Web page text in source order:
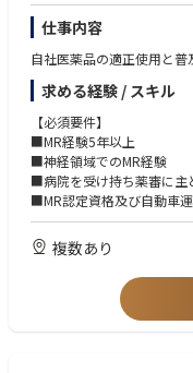
仕事内容
自社医薬品の適正使用と普
求める経験 / スキル
【必須要件】
■MR経験5年以上
■神経領域でのMR経験
■病院を受け持ち薬審に主
■MR認定資格及び自動車
■将来的な転勤に対応可能
【歓迎要件】
■論文を読み込める英語力
複数あり